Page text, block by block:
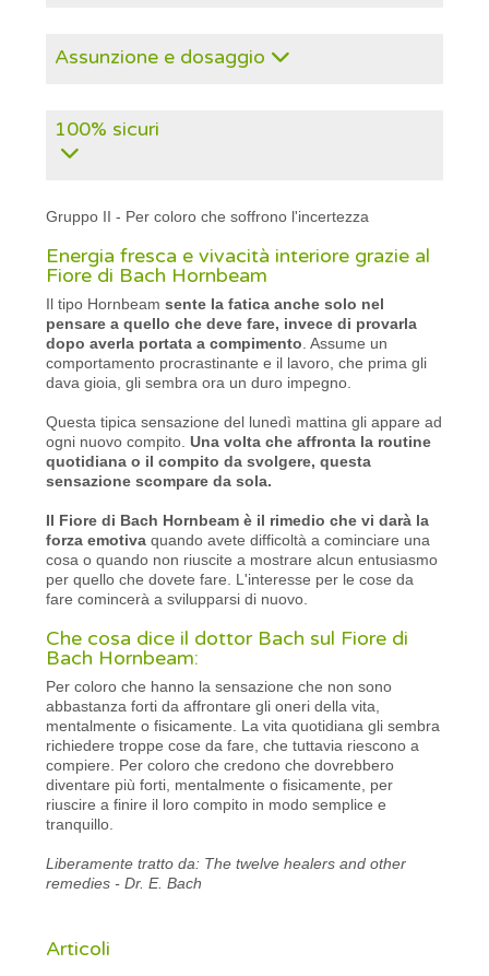
Assunzione e dosaggio
100% sicuri
Gruppo II - Per coloro che soffrono l'incertezza
Energia fresca e vivacità interiore grazie al
Fiore di Bach Hornbeam
Il tipo Hornbeamsente la fatica anche solo nel
pensare a quello che deve fare, invece di provarla
dopo averla portata a compimento . Assume un
comportamento procrastinante e il lavoro, che prima gli
dava gioia, gli sembra ora un duro impegno.
Questa tipica sensazione del lunedì mattina gli appare ad
ogni nuovo compito.Una volta che affronta la routine
quotidiana o il compito da svolgere, questa
sensazione scompare da sola.
Il Fiore di Bach Hornbeam è il rimedio che vi darà la
forza emotiva quando avete difficoltà a cominciare una
cosa o quando non riuscite a mostrare alcun entusiasmo
per quello che dovete fare. L'interesse per le cose da
fare comincerà a svilupparsi di nuovo.
Che cosa dice il dottor Bach sul Fiore di
Bach Hornbeam:
Per coloro che hanno la sensazione che non sono
abbastanza forti da affrontare gli oneri della vita,
mentalmente o fisicamente. La vita quotidiana gli sembra
richiedere troppe cose da fare, che tuttavia riescono a
compiere. Per coloro che credono che dovrebbero
diventare più forti, mentalmente o fisicamente, per
riuscire a finire il loro compito in modo semplice e
tranquillo.
Liberamente tratto da: The twelve healers and other
remedies - Dr. E. Bach
Articoli